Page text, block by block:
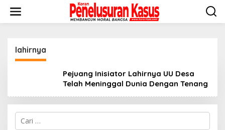
konten
lahirnya
Pejuang Inisiator Lahirnya UU Desa
Telah Meninggal Dunia Dengan Tenang
Cari
untuk: